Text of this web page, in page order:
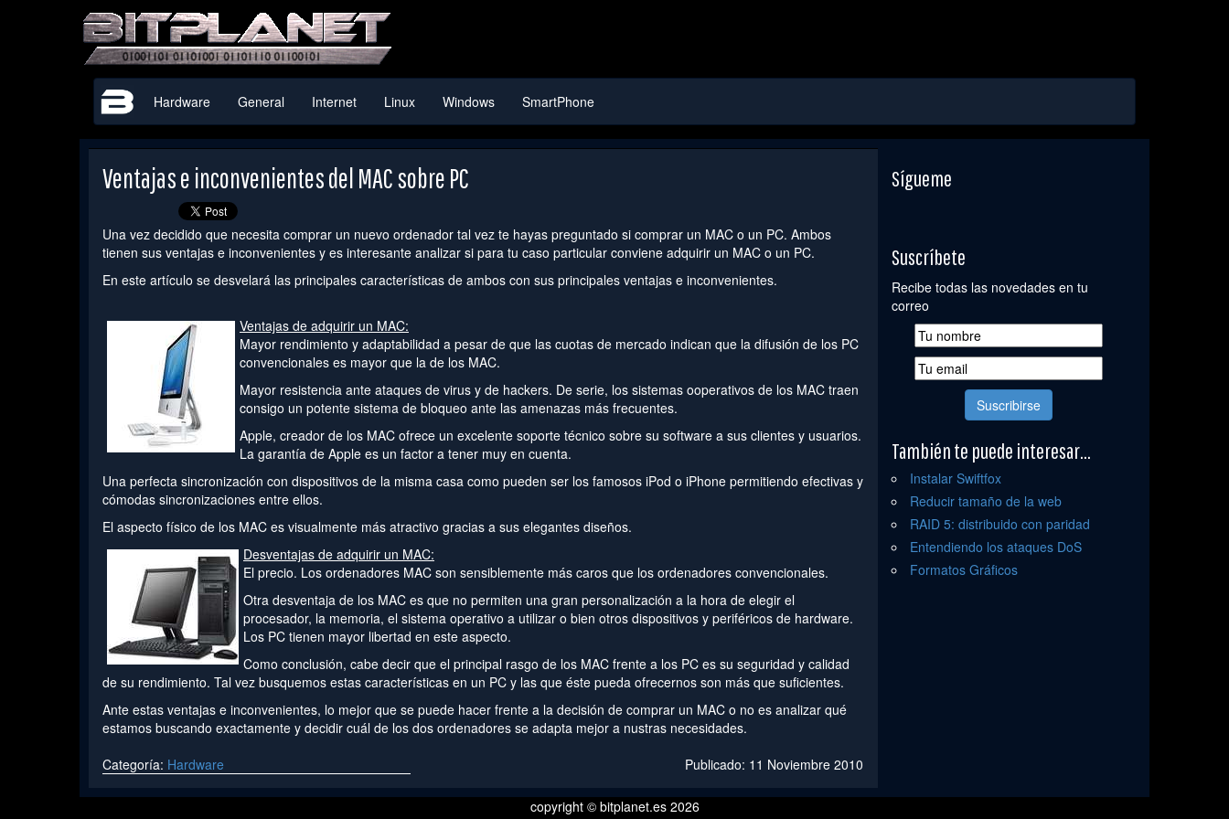
Hardware General Internet Linux Windows SmartPhone
Ventajas e inconvenientes del MAC sobre PC
Una vez decidido que necesita comprar un nuevo ordenador tal vez te hayas preguntado si comprar un MAC o un PC. Ambos
tienen sus ventajas e inconvenientes y es interesante analizar si para tu caso particular conviene adquirir un MAC o un PC.
En este artículo se desvelará las principales características de ambos con sus principales ventajas e inconvenientes.
Ventajas de adquirir un MAC:
Mayor rendimiento y adaptabilidad a pesar de que las cuotas de mercado indican que la difusión de los PC
convencionales es mayor que la de los MAC.
Mayor resistencia ante ataques de virus y de hackers. De serie, los sistemas ooperativos de los MAC traen
consigo un potente sistema de bloqueo ante las amenazas más frecuentes.
Apple, creador de los MAC ofrece un excelente soporte técnico sobre su software a sus clientes y usuarios.
La garantía de Apple es un factor a tener muy en cuenta.
Una perfecta sincronización con dispositivos de la misma casa como pueden ser los famosos iPod o iPhone permitiendo efectivas y
cómodas sincronizaciones entre ellos.
El aspecto físico de los MAC es visualmente más atractivo gracias a sus elegantes diseños.
Desventajas de adquirir un MAC:
El precio. Los ordenadores MAC son sensiblemente más caros que los ordenadores convencionales.
Otra desventaja de los MAC es que no permiten una gran personalización a la hora de elegir el
procesador, la memoria, el sistema operativo a utilizar o bien otros dispositivos y periféricos de hardware.
Los PC tienen mayor libertad en este aspecto.
Como conclusión, cabe decir que el principal rasgo de los MAC frente a los PC es su seguridad y calidad
de su rendimiento. Tal vez busquemos estas características en un PC y las que éste pueda ofrecernos son más que suficientes.
Ante estas ventajas e inconvenientes, lo mejor que se puede hacer frente a la decisión de comprar un MAC o no es analizar qué
estamos buscando exactamente y decidir cuál de los dos ordenadores se adapta mejor a nustras necesidades.
Categoría: Hardware Publicado: 11 Noviembre 2010
Sígueme
Suscríbete
Recibe todas las novedades en tu
correo
También te puede interesar...
Instalar Swiftfox
Reducir tamaño de la web
RAID 5: distribuido con paridad
Entendiendo los ataques DoS
Formatos Gráficos
copyright © bitplanet.es 2026